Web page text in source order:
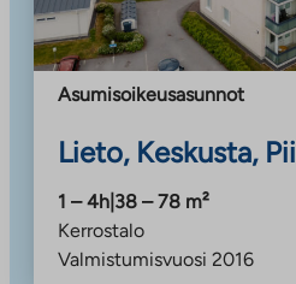
Asumisoikeusasunnot
Lieto, Keskusta,
1 – 4h 38 – 78 m²
Kerrostalo
Valmistumisvuosi 2016